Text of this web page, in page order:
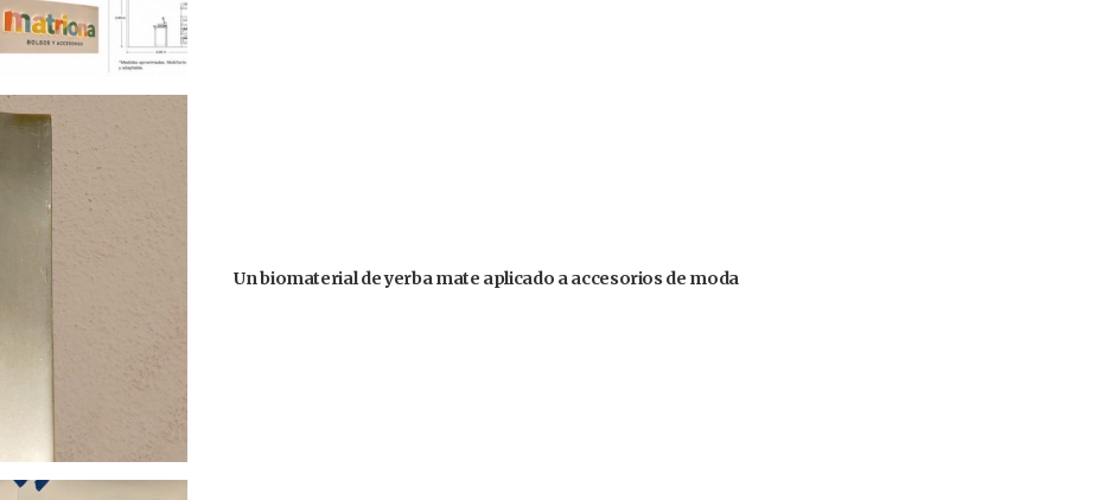
Un biomaterial de yerba mate aplicado a accesorios de moda